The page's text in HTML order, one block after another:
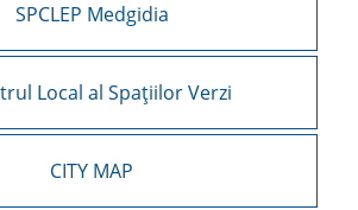
SPCLEP Medgidia
Local al Spațiilor Verzi
CITY MAP